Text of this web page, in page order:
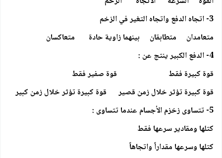
3- اتجاه الدفع واتجاه التغير في الزخم
متعامدان متطابقان بينهما زاوية حادة متعاكسان
4- الدفع الكبير ينتج عن :
قوة كبيرة فقط قوة صفير فقط
قوة كبيرة تؤثر خلال زمن قصير قوة كبيرة تؤثر خلال زمن كبير
5- تتساوى زخزم الأجسام عندما تتساوى :
كتلها ومقادير سرعها فقط
كتلها وسرعها مقداراً واتجاهاً